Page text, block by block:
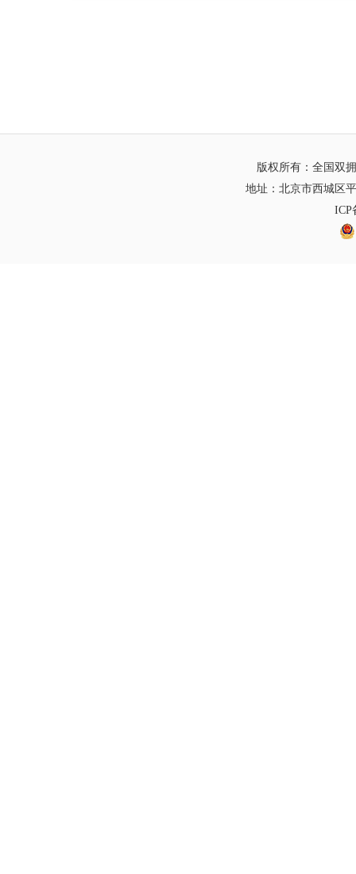
版权所有：全国双
地址：北京市西城区
ICP